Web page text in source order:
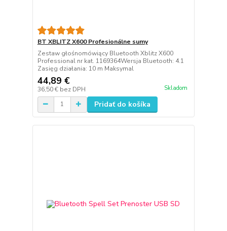
BT XBLITZ X600 Profesionálne sumy
Zestaw głośnomówiący Bluetooth Xblitz X600
Professional nr kat. 1169364Wersja Bluetooth: 4.1
Zasięg działania: 10 m Maksymal
44,89 €
36,50 € bez DPH Skladom
Pridať do košíka